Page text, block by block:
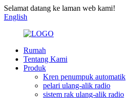
Selamat datang ke laman web kami!
English
Rumah
Tentang Kami
Produk
Kren penumpuk automatik
pelari ulang-alik radio
sistem rak ulang-alik radio